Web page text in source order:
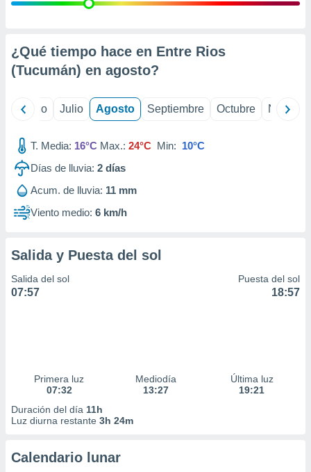
e
mediante
de
1199
¿Qué tiempo hace en Entre Rios
(Tucumán) en agosto?
Junio Julio Agosto Septiembre Octubre
T. Media: 16°C Max.: 24°C Min: 10°C
Días de lluvia: 2 días
Acum. de lluvia: 11 mm
Viento medio: 6 km/h
Salida y Puesta del sol
Salida del sol
07:57
Puesta del sol
18:57
Primera luz
07:32
Mediodía
13:27
Última luz
19:21
Duración del día 11h
Luz diurna restante 3h 24m
Calendario lunar